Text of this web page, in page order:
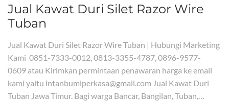
Jual Kawat Duri Silet Razor Wire
Tuban
Jual Kawat Duri Silet Razor Wire Tuban | Hubungi Marketing
Kami 0851-7333-0012, 0813-3355-4787, 0896-9577-
0609 atau Kirimkan permintaan penawaran harga ke email
kami yaitu intanbumiperkasa@gmail.com Jual Kawat Duri
Tuban Jawa Timur. Bagi warga Bancar, Bangilan, Tuban,…